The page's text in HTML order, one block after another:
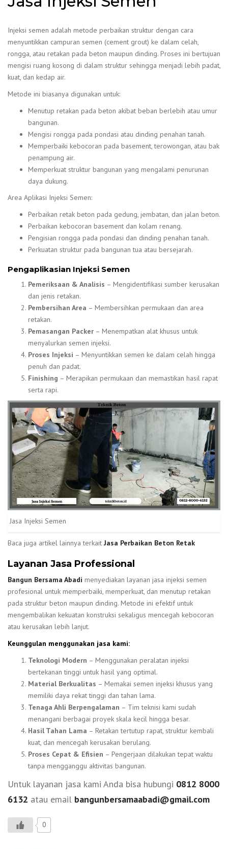
Injeksi semen adalah metode perbaikan struktur dengan cara
menyuntikkan campuran semen (cement grout) ke dalam celah,
rongga, atau retakan pada beton maupun dinding. Proses ini bertujuan
mengisi ruang kosong di dalam struktur sehingga menjadi lebih padat,
kuat, dan kedap air.
Metode ini biasanya digunakan untuk:
Menutup retakan pada beton akibat beban berlebih atau umur
bangunan.
Mengisi rongga pada pondasi atau dinding penahan tanah.
Memperbaiki kebocoran pada basement, terowongan, atau bak
penampung air.
Memperkuat struktur bangunan yang mengalami penurunan
daya dukung.
Area Aplikasi Injeksi Semen:
Perbaikan retak beton pada gedung, jembatan, dan jalan beton.
Perbaikan kebocoran basement dan kolam renang.
Pengisian rongga pada pondasi dan dinding penahan tanah.
Perkuatan struktur pada bangunan tua atau bersejarah.
Pengaplikasian Injeksi Semen
Pemeriksaan & Analisis – Mengidentifikasi sumber kerusakan
dan jenis retakan.
Pembersihan Area – Membersihkan permukaan dan area
retakan.
Pemasangan Packer – Menempatkan alat khusus untuk
menyalurkan semen injeksi.
Proses Injeksi – Menyuntikkan semen ke dalam celah hingga
penuh dan padat.
Finishing – Merapikan permukaan dan memastikan hasil rapat
serta rapi.
Jasa Injeksi Semen
Baca juga artikel lainnya terkait Jasa Perbaikan Beton Retak
Layanan Jasa Professional
Bangun Bersama Abadi menyediakan layanan jasa injeksi semen
profesional untuk memperbaiki, memperkuat, dan menutup retakan
pada struktur beton maupun dinding. Metode ini efektif untuk
mengembalikan kekuatan konstruksi sekaligus mencegah kebocoran
atau kerusakan lebih lanjut.
Keunggulan menggunakan jasa kami:
Teknologi Modern – Menggunakan peralatan injeksi
bertekanan tinggi untuk hasil yang optimal.
Material Berkualitas – Memakai semen injeksi khusus yang
memiliki daya rekat tinggi dan tahan lama.
Tenaga Ahli Berpengalaman – Tim teknisi kami sudah
menangani berbagai proyek skala kecil hingga besar.
Hasil Tahan Lama – Retakan tertutup rapat, struktur kembali
kuat, dan mencegah kerusakan berulang.
Proses Cepat & Efisien – Pengerjaan dilakukan tepat waktu
tanpa mengganggu aktivitas bangunan.
Untuk layanan jasa kami Anda bisa hubungi 0812 8000
6132 atau email bangunbersamaabadi@gmail.com
0